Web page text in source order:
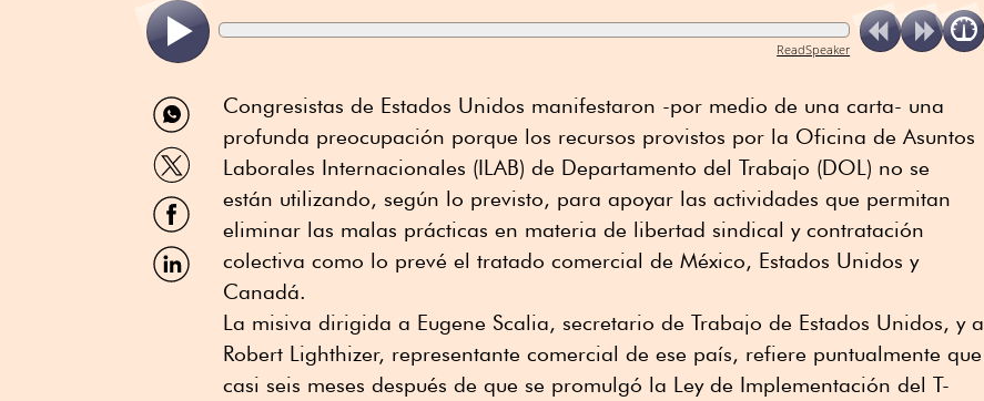
ReadSpeaker
Compartir
por
WhatsApp
Compartir
por
Twitter
Compartir
por
Facebook
Compartir
por
Congresistas de Estados Unidos manifestaron -por medio de una carta- una
profunda preocupación porque los recursos provistos por la Oficina de Asuntos
Laborales Internacionales (ILAB) de Departamento del Trabajo (DOL) no se
están utilizando, según lo previsto, para apoyar las actividades que permitan
eliminar las malas prácticas en materia de libertad sindical y contratación
colectiva como lo prevé el tratado comercial de México, Estados Unidos y
Canadá.
La misiva dirigida a Eugene Scalia, secretario de Trabajo de Estados Unidos, y a
Robert Lighthizer, representante comercial de ese país, refiere puntualmente que
casi seis meses después de que se promulgó la Ley de Implementación del T-